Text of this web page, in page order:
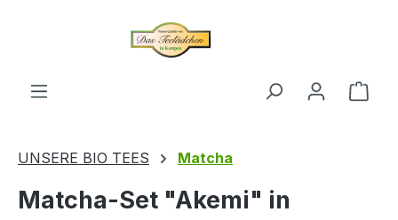
UNSERE BIO TEES Matcha
Matcha-Set "Akemi" in